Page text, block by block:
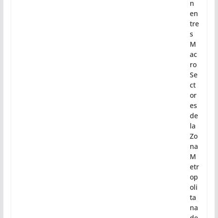
jos
de
se
ct
ori
za
ció
n
en
tre
s
M
ac
ro
Se
ct
or
es
de
la
Zo